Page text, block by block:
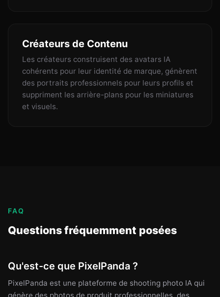
Créateurs de Contenu
Les créateurs construisent des avatars IA
cohérents pour leur identité de marque, génèrent
des portraits professionnels pour leurs profils et
suppriment les arrière-plans pour les miniatures
et visuels.
FAQ
Questions fréquemment posées
Qu'est-ce que PixelPanda ?
PixelPanda est une plateforme de shooting photo IA qui